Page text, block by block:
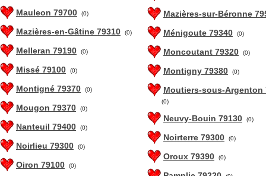
Mauleon 79700 (0)
Mazières-en-Gâtine 79310 (0)
Melleran 79190 (0)
Missé 79100 (0)
Montigné 79370 (0)
Mougon 79370 (0)
Nanteuil 79400 (0)
Noirlieu 79300 (0)
Oiron 79100 (0)
Mazières-sur-Béronne
Ménigoute 79340
(0)
Moncoutant 79320 (0)
Montigny 79380 (0)
Moutiers-sous-Argenton
(0)
Neuvy-Bouin 79130 (0)
Noirterre 79300 (0)
Oroux 79390 (0)